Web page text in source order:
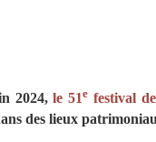
2024,le 51e festival
des lieux